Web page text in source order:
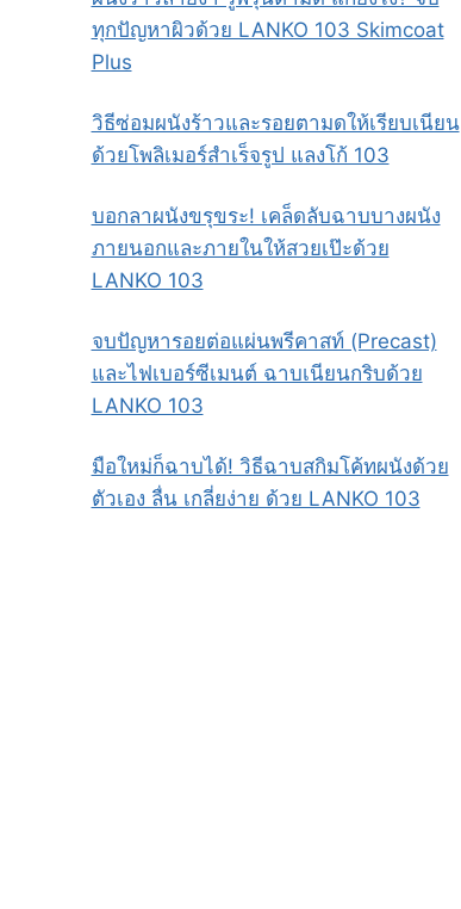
ทุกปัญหาผิวด้วย LANKO 103 Skimcoat
Plus
วิธีซ่อมผนังร้าวและรอยตามดให้เรียบเนียน
ด้วยโพลิเมอร์สำเร็จรูป แลงโก้ 103
บอกลาผนังขรุขระ! เคล็ดลับฉาบบางผนัง
ภายนอกและภายในให้สวยเป๊ะด้วย
LANKO 103
จบปัญหารอยต่อแผ่นพรีคาสท์ (Precast)
และไฟเบอร์ซีเมนต์ ฉาบเนียนกริบด้วย
LANKO 103
มือใหม่ก็ฉาบได้! วิธีฉาบสกิมโค้ทผนังด้วย
ตัวเอง ลื่น เกลี่ยง่าย ด้วย LANKO 103